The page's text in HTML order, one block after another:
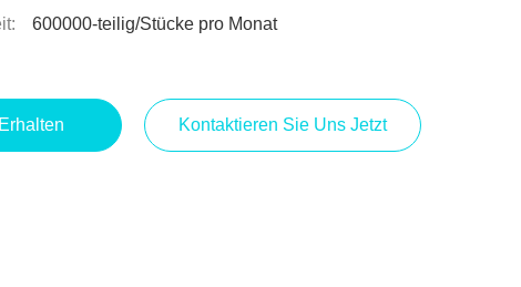
600000-teilig/Stücke pro Monat
Kontaktieren Sie Uns Jetzt